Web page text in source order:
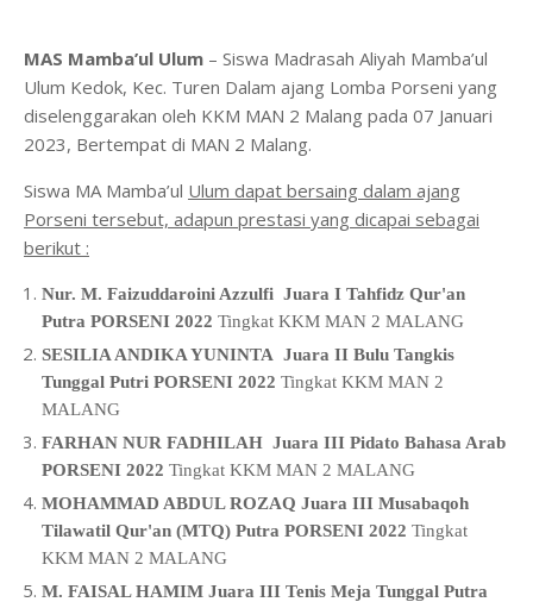
MAS Mamba’ul Ulum – Siswa Madrasah Aliyah Mamba’ul
Ulum Kedok, Kec. Turen Dalam ajang Lomba Porseni yang
diselenggarakan oleh KKM MAN 2 Malang pada 07 Januari
2023, Bertempat di MAN 2 Malang.
Siswa MA Mamba’ul Ulum dapat bersaing dalam ajang
Porseni tersebut, adapun prestasi yang dicapai sebagai
berikut :
Nur. M. Faizuddaroini Azzulfi Juara I Tahfidz Qur'an
Putra PORSENI 2022 Tingkat KKM MAN 2 MALANG
SESILIA ANDIKA YUNINTA Juara II Bulu Tangkis
Tunggal Putri PORSENI 2022 Tingkat KKM MAN 2
MALANG
FARHAN NUR FADHILAH Juara III Pidato Bahasa Arab
PORSENI 2022 Tingkat KKM MAN 2 MALANG
MOHAMMAD ABDUL ROZAQ Juara III Musabaqoh
Tilawatil Qur'an (MTQ) Putra PORSENI 2022 Tingkat
KKM MAN 2 MALANG
M. FAISAL HAMIM Juara III Tenis Meja Tunggal Putra